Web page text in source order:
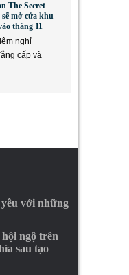
The Secret
mở cửa khu
tháng 11
nghỉ
cấp và
với những
ngộ trên
sau tạo